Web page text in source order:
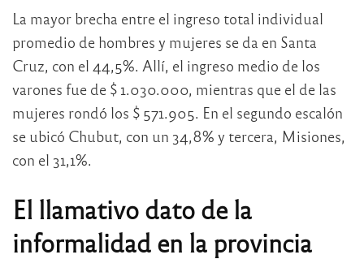
La mayor brecha entre el ingreso total individual
promedio de hombres y mujeres se da en Santa
Cruz, con el 44,5%. Allí, el ingreso medio de los
varones fue de $ 1.030.000, mientras que el de las
mujeres rondó los $ 571.905. En el segundo escalón
se ubicó Chubut, con un 34,8% y tercera, Misiones,
con el 31,1%.
El llamativo dato de la
informalidad en la provincia